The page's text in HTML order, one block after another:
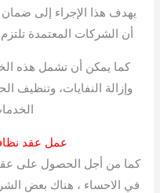
يهدف هذا الإجراء إلى
أن الشركات المعتمدة
كما يمكن أن تشمل هذه
وإزالة النفايات، وتنظيف
عمل عقد
كما من أجل الحصول على عقد
في الاحساء ، هناك بعض